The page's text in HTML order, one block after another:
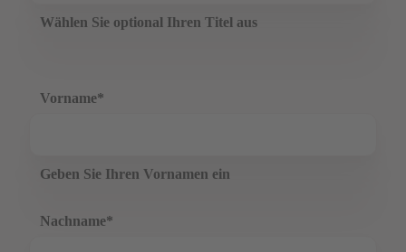
Wählen Sie optional Ihren Titel aus
Vorname*
Geben Sie Ihren Vornamen ein
Nachname*